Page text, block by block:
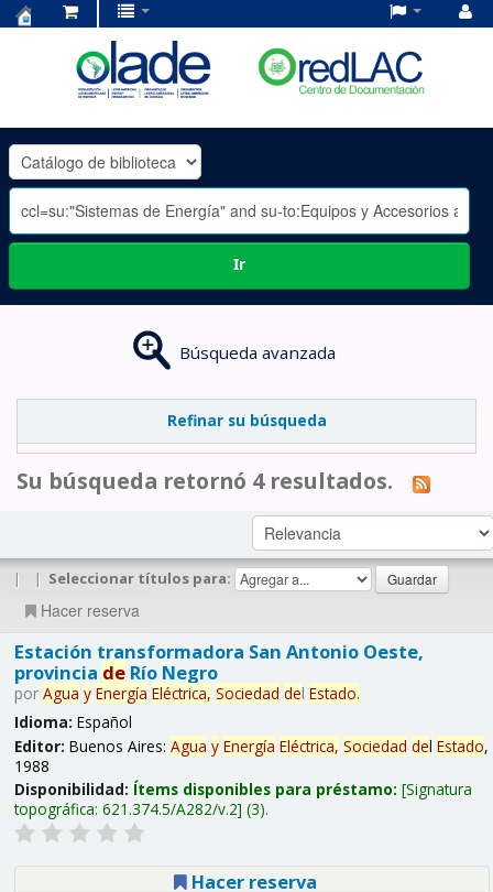
OLADE
-
Ir
Búsqueda avanzada
Refinar su búsqueda
Su búsqueda retornó 4 resultados.
| | Seleccionar títulos para:
Hacer reserva
Estación transformadora San Antonio Oeste,
provincia deRío Negro
por Agua y Energía Eléctrica, Sociedad del Estado.
Idioma: Español
Editor: Buenos Aires: Agua y Energía Eléctrica, Sociedad del Estado,
1988
Disponibilidad: Ítems disponibles para préstamo: Signatura
topográfica: 621.374.5/A282/v.2 (3).
Hacer reserva